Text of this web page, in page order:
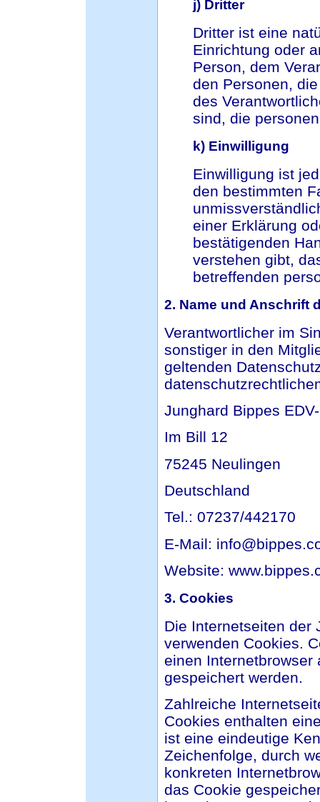
j) Dritter
Dritter ist eine
Einrichtung oder
Person, dem
den Personen,
des
sind, die
k) Einwilligung
Einwilligung ist
den bestimmten
einer Erklärung
bestätigenden
verstehen gibt,
betreffenden
2. Name und Anschrift
Verantwortlicher im
sonstiger in den
geltenden
Junghard Bippes
Im Bill 12
75245 Neulingen
Deutschland
Tel.: 07237/442170
E-Mail:
Website:
3. Cookies
Die Internetseiten der
verwenden Cookies.
einen Internetbrowser
gespeichert werden.
Zahlreiche
Cookies enthalten
ist eine eindeutige
Zeichenfolge, durch
konkreten
das Cookie